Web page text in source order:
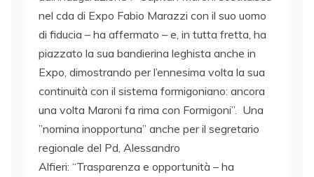
nel cda di Expo Fabio Marazzi con il suo uomo
di fiducia – ha affermato – e, in tutta fretta, ha
piazzato la sua bandierina leghista anche in
Expo, dimostrando per l’ennesima volta la sua
continuità con il sistema formigoniano: ancora
una volta Maroni fa rima con Formigoni”. Una
”nomina inopportuna” anche per il segretario
regionale del Pd, Alessandro
Alfieri: “Trasparenza e opportunità – ha